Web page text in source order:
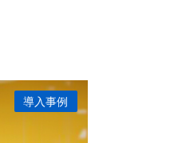
導入事例